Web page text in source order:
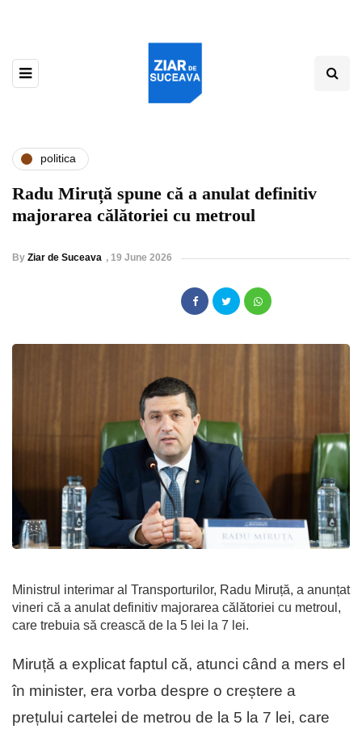
politica
Radu Miruță spune că a anulat definitiv
majorarea călătoriei cu metroul
By Ziar de Suceava , 19 June 2026
Ministrul interimar al Transporturilor, Radu Miruță, a anunțat
vineri că a anulat definitiv majorarea călătoriei cu metroul,
care trebuia să crească de la 5 lei la 7 lei.
Miruță a explicat faptul că, atunci când a mers el
în minister, era vorba despre o creștere a
prețului cartelei de metrou de la 5 la 7 lei, care